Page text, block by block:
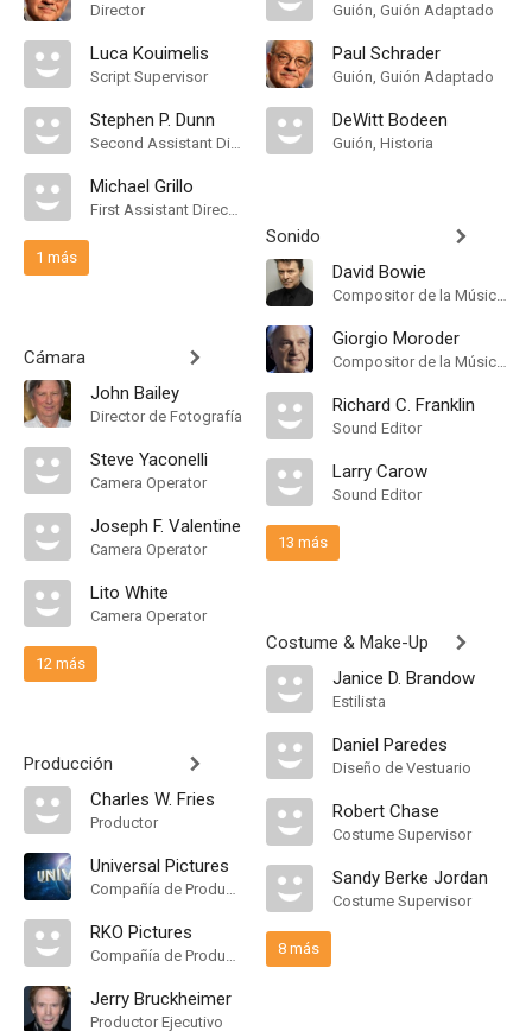
Director
Luca Kouimelis
Script Supervisor
Stephen P. Dunn
Second Assistant Director
Michael Grillo
First Assistant Director
1 más
Cámara
John Bailey
Director de Fotografía
Steve Yaconelli
Camera Operator
Joseph F. Valentine
Camera Operator
Lito White
Camera Operator
12 más
Producción
Charles W. Fries
Productor
Universal Pictures
Compañía de Produccion
RKO Pictures
Compañía de Produccion
Jerry Bruckheimer
Productor Ejecutivo
Guión, Guión Adaptado
Paul Schrader
Guión, Guión Adaptado
DeWitt Bodeen
Guión, Historia
Sonido
David Bowie
Compositor de la Música Original, Theme Song Performance
Giorgio Moroder
Compositor de la Música Original
Richard C. Franklin
Sound Editor
Larry Carow
Sound Editor
13 más
Costume & Make-Up
Janice D. Brandow
Estilista
Daniel Paredes
Diseño de Vestuario
Robert Chase
Costume Supervisor
Sandy Berke Jordan
Costume Supervisor
8 más